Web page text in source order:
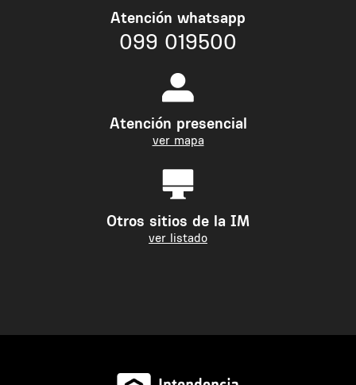
Atención whatsapp
099 019500
Atención presencial
ver mapa
Otros sitios de la IM
ver listado